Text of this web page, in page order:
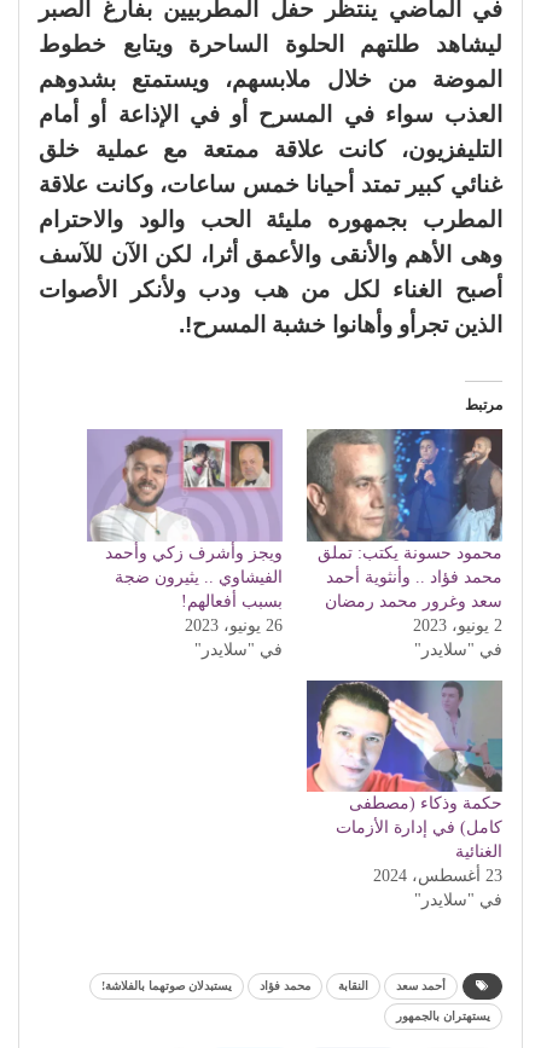
في الماضي ينتظر حفل المطربيين بفارغ الصبر
ليشاهد طلتهم الحلوة الساحرة ويتابع خطوط
الموضة من خلال ملابسهم، ويستمتع بشدوهم
العذب سواء في المسرح أو في الإذاعة أو أمام
التليفزيون، كانت علاقة ممتعة مع عملية خلق
غنائي كبير تمتد أحيانا خمس ساعات، وكانت علاقة
المطرب بجمهوره مليئة الحب والود والاحترام
وهى الأهم والأنقى والأعمق أثرا، لكن الآن للآسف
أصبح الغناء لكل من هب ودب ولأنكر الأصوات
الذين تجرأو وأهانوا خشبة المسرح!.
مرتبط
محمود حسونة يكتب: تملق
محمد فؤاد .. وأنثوية أحمد
سعد وغرور محمد رمضان
2 يونيو، 2023
في "سلايدر"
ويجز وأشرف زكي وأحمد
الفيشاوي .. يثيرون ضجة
بسبب أفعالهم!
26 يونيو، 2023
في "سلايدر"
حكمة وذكاء (مصطفى
كامل) في إدارة الأزمات
الغنائية
23 أغسطس، 2024
في "سلايدر"
أحمد سعد النقابة محمد فؤاد يستبدلان صوتهما بالفلاشة!
يستهتران بالجمهور